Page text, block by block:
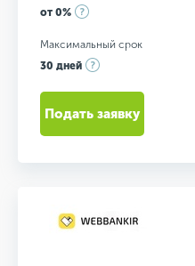
от 0%
Максимальный срок
30 дней
Подать заявку